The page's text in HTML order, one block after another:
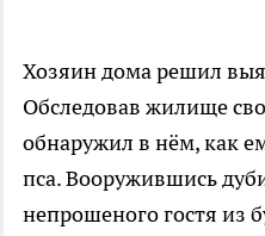
Хозяин дома решил
Обследовав жилище
обнаружил в нём, как
пса. Вооружившись
непрошеного гостя из